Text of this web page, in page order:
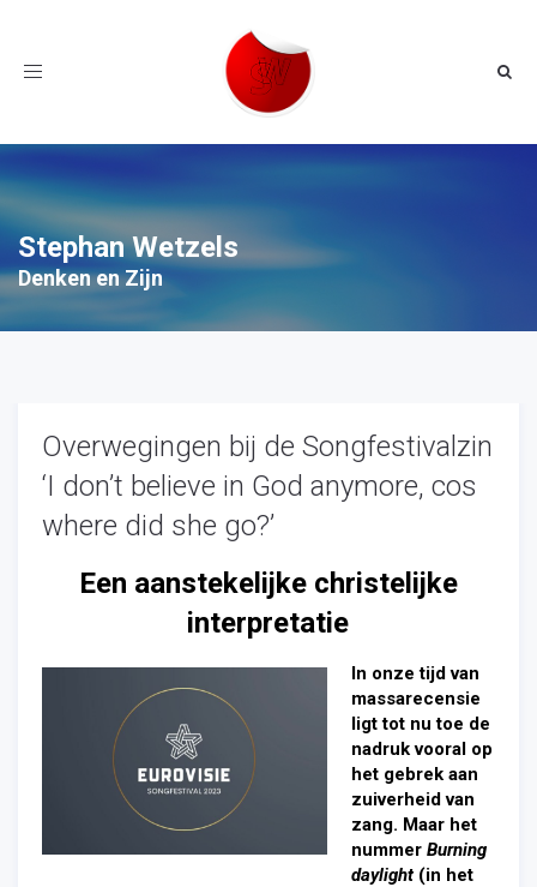
Toggle
Stephan Wetzels
Denken en Zijn
Overwegingen bij de Songfestivalzin
‘I don’t believe in God anymore, cos
where did she go?’
Een aanstekelijke christelijke
interpretatie
In onze tijd van
massarecensie
ligt tot nu toe de
nadruk vooral op
het gebrek aan
zuiverheid van
zang. Maar het
nummer Burning
daylight(in het